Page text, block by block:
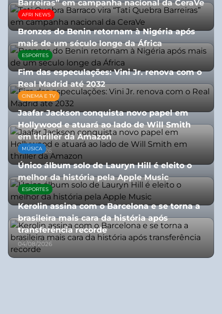
Barreiras” em campanha nacional da CeraVe
08/07/2026
AFRI NEWS
Bronzes do Benin retornam à Nigéria após
mais de um século longe da África
08/07/2026
ESPORTES
Fim das especulações: Vini Jr. renova com o
Real Madrid até 2032
06/08/2026
CINEMA E TV
Jaafar Jackson conquista novo papel em
Hollywood e atuará ao lado de Will Smith
em thriller da Amazon
06/08/2026
MÚSICA
Único álbum solo de Lauryn Hill é eleito o
melhor da história pela Apple Music
06/08/2026
ESPORTES
Kerolin assina com o Barcelona e se torna a
brasileira mais cara da história após
transferência recorde
04/08/2026